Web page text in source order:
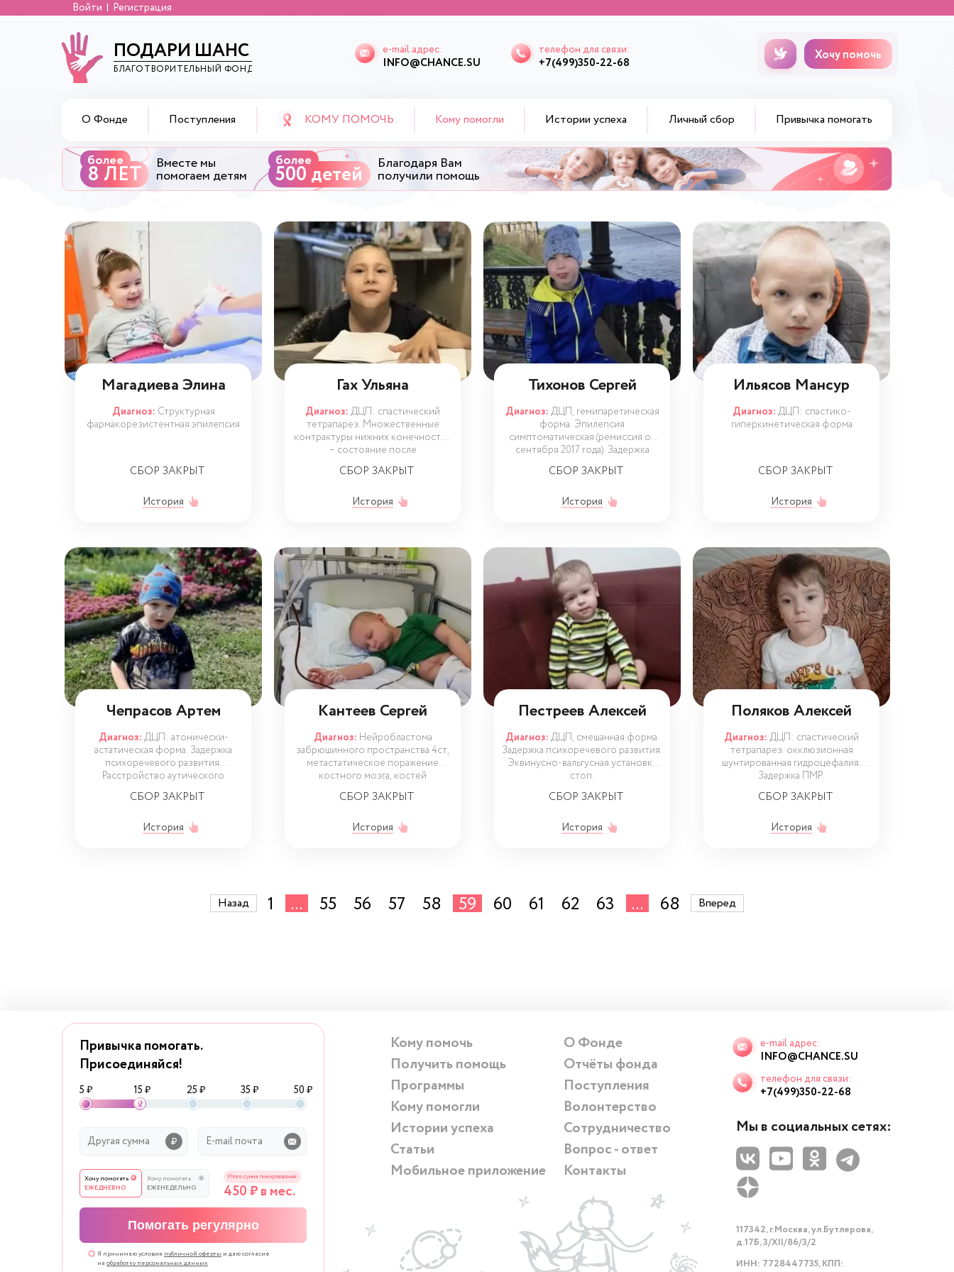
Войти Регистрация
ПОДАРИ ШАНС
БЛАГОТВОРИТЕЛЬНЫЙ ФОНД
e-mail адрес:
INFO@CHANCE.SU
телефон для связи:
+7(499)350-22-68 Хочу помочь
О Фонде Поступления КОМУ ПОМОЧЬ Кому помогли Истории успеха Личный сбор Привычка помогать
более
8 ЛЕТ Вместе мы
помогаем детям
более
500 детей Благодаря Вам
получили помощь
Магадиева Элина
Диагноз: Структурная
фармакорезистентная эпилепсия
СБОР ЗАКРЫТ
История
Гах Ульяна
Диагноз: ДЦП: спастический
тетрапарез. Множественные
контрактуры нижних конечностей
– состояние после
СБОР ЗАКРЫТ
История
Тихонов Сергей
Диагноз: ДЦП, гемипаретическая
форма. Эпилепсия
симптоматическая (ремиссия от
сентября 2017 года). Задержка
СБОР ЗАКРЫТ
История
Ильясов Мансур
Диагноз: ДЦП: спастико-
гиперкинетическая форма
СБОР ЗАКРЫТ
История
Чепрасов Артем
Диагноз: ДЦП: атонически-
астатическая форма. Задержка
психоречевого развития.
Расстройство аутического
СБОР ЗАКРЫТ
История
Кантеев Сергей
Диагноз: Нейробластома
забрюшинного пространства 4ст,
метастатическое поражение
костного мозга, костей
СБОР ЗАКРЫТ
История
Пестреев Алексей
Диагноз: ДЦП, смешанная форма.
Задержка психоречевого развития.
Эквинусно-вальгусная установка
стоп.
СБОР ЗАКРЫТ
История
Поляков Алексей
Диагноз: ДЦП: спастический
тетрапарез. окклюзионная
шунтированная гидроцефалия.
Задержка ПМР.
СБОР ЗАКРЫТ
История
Назад 1 ... 55 56 57 58 59 60 61 62 63 ... 68 Вперед
Привычка помогать.
Присоединяйся!
5 ₽ 15 ₽ 25 ₽ 35 ₽ 50 ₽
Хочу помогать
ЕЖЕДНЕВНО
Хочу помогать
ЕЖЕНЕДЕЛЬНО
Итого сумма пожертвования:
450₽ в мес.
Помогать регулярно
Я принимаю условия публичной оферты и даю согласие
на обработку персональных данных
Кому помочь
Получить помощь
Программы
Кому помогли
Истории успеха
Статьи
Мобильное приложение
О Фонде
Отчёты фонда
Поступления
Волонтерство
Сотрудничество
Вопрос - ответ
Контакты
e-mail адрес:
INFO@CHANCE.SU
телефон для связи:
+7(499)350-22-68
Мы в социальных сетях:
117342, г.Москва, ул.Бутлерова,
д.17Б, 3/XII/86/3/2
ИНН: 7728447735, КПП: